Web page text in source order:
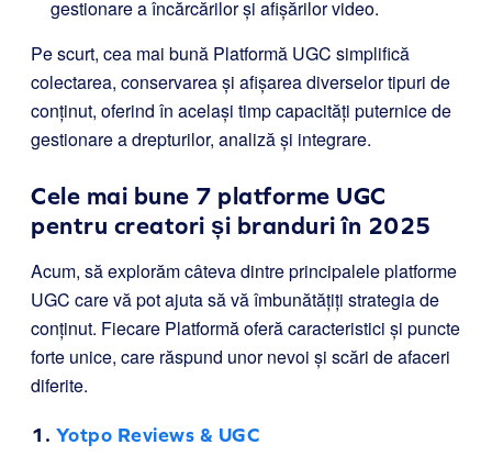
gestionare a încărcărilor și afișărilor video.
Pe scurt, cea mai bună Platformă UGC simplifică
colectarea, conservarea și afișarea diverselor tipuri de
conținut, oferind în același timp capacități puternice de
gestionare a drepturilor, analiză și integrare.
Cele mai bune 7 platforme UGC
pentru creatori și branduri în 2025
Acum, să explorăm câteva dintre principalele platforme
UGC care vă pot ajuta să vă îmbunătățiți strategia de
conținut. Fiecare Platformă oferă caracteristici și puncte
forte unice, care răspund unor nevoi și scări de afaceri
diferite.
1. Yotpo Reviews & UGC